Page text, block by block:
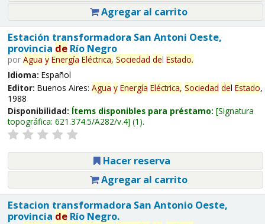
Agregar al carrito
Estación transformadora San Antoni Oeste,
provincia deRío Negro
por Agua y Energía Eléctrica, Sociedad del Estado.
Idioma: Español
Editor: Buenos Aires: Agua y Energía Eléctrica, Sociedad del Estado,
1988
Disponibilidad: Ítems disponibles para préstamo: Signatura
topográfica: 621.374.5/A282/v.4 (1).
Hacer reserva
Agregar al carrito
Estacion transformadora San Antonio Oeste,
provincia deRío Negro.